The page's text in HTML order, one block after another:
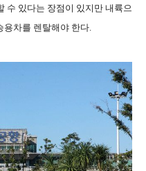
수 있다는 장점이 있지만 내륙으
용차를 렌탈해야 한다.